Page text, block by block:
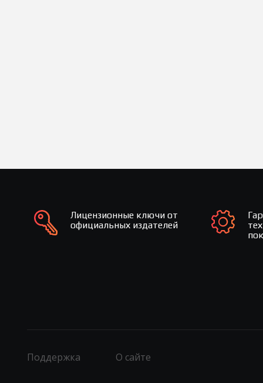
Лицензионные ключи от
официальных издателей
Поддержка О сайте